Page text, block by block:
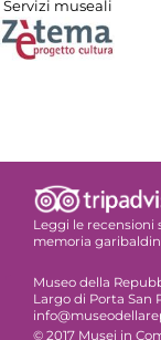
Servizi museali
Leggi le recensioni
memoria
Museo della
Largo di Porta San
© 2017 Musei in